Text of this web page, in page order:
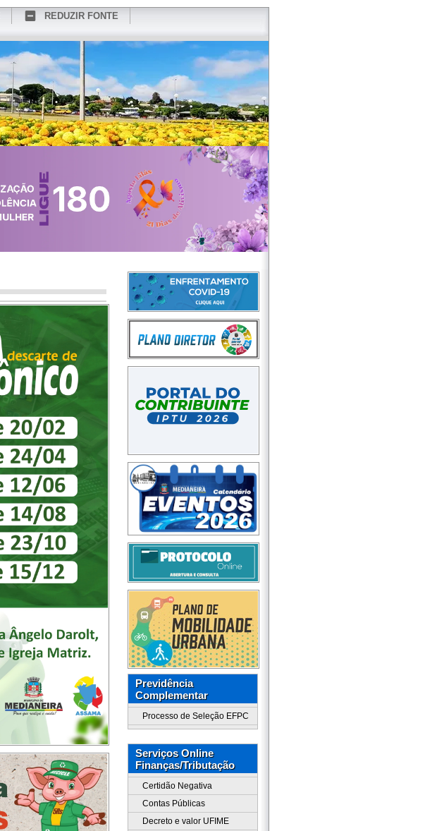
REDUZIR FONTE
REDES SOCIAIS WEBMAIL
Previdência
Complementar
Processo de Seleção EFPC
Serviços Online
Finanças/Tributação
Certidão Negativa
Contas Públicas
Decreto e valor UFIME